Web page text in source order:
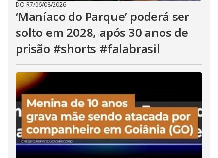
DO R7/06/08/2026
‘Maníaco do Parque’ poderá ser
solto em 2028, após 30 anos de
prisão #shorts #falabrasil